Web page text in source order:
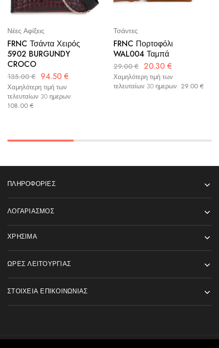
Νέες Αφίξεις
FRNC Τσάντα Χειρός
5902 BURGUNDY
CROCO
135.00€ 94.50 €
Χαμηλότερη τιμή των
τελευταίων 30 ημερων:
108.00 €
Τσάντες
FRNC Πορτοφόλι
WAL004 Ταμπά
29.00€ 20.30 €
Χαμηλότερη τιμή των
τελευταίων 30 ημερων: 29.00 €
ΠΛΗΡΟΦΟΡΊΕΣ
ΛΟΓΑΡΙΑΣΜΌΣ
ΧΡΉΣΙΜΑ
ΏΡΕΣ ΛΕΙΤΟΥΡΓΊΑΣ
ΣΤΟΙΧΕΊΑ ΕΠΙΚΟΙΝΩΝΊΑΣ